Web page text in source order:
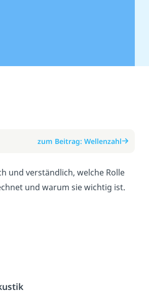
zum Beitrag: Wellenzahl
und verständlich, welche Rolle
und warum sie wichtig ist.